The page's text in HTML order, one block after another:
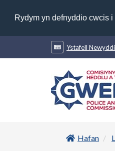
Rydym yn defnyddio cwcis
Ystafell
Hafan